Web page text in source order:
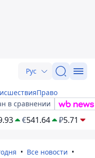
Рус
Право
в сравнении
€541.64 ₽5.71
Все новости